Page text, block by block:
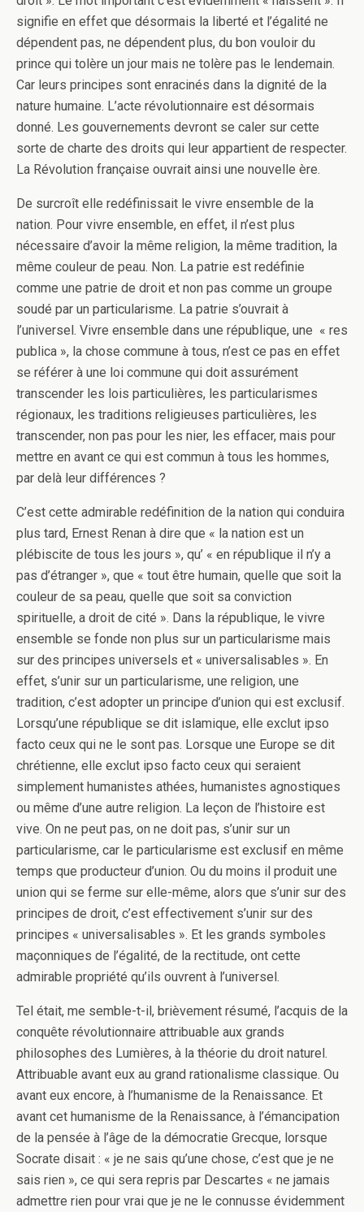
signifie en effet que désormais la liberté et l’égalité ne
dépendent pas, ne dépendent plus, du bon vouloir du
prince qui tolère un jour mais ne tolère pas le lendemain.
Car leurs principes sont enracinés dans la dignité de la
nature humaine. L’acte révolutionnaire est désormais
donné. Les gouvernements devront se caler sur cette
sorte de charte des droits qui leur appartient de respecter.
La Révolution française ouvrait ainsi une nouvelle ère.
De surcroît elle redéfinissait le vivre ensemble de la
nation. Pour vivre ensemble, en effet, il n’est plus
nécessaire d’avoir la même religion, la même tradition, la
même couleur de peau. Non. La patrie est redéfinie
comme une patrie de droit et non pas comme un groupe
soudé par un particularisme. La patrie s’ouvrait à
l’universel. Vivre ensemble dans une république, une « res
publica », la chose commune à tous, n’est ce pas en effet
se référer à une loi commune qui doit assurément
transcender les lois particulières, les particularismes
régionaux, les traditions religieuses particulières, les
transcender, non pas pour les nier, les effacer, mais pour
mettre en avant ce qui est commun à tous les hommes,
par delà leur différences ?
C’est cette admirable redéfinition de la nation qui conduira
plus tard, Ernest Renan à dire que « la nation est un
plébiscite de tous les jours », qu’ « en république il n’y a
pas d’étranger », que « tout être humain, quelle que soit la
couleur de sa peau, quelle que soit sa conviction
spirituelle, a droit de cité ». Dans la république, le vivre
ensemble se fonde non plus sur un particularisme mais
sur des principes universels et « universalisables ». En
effet, s’unir sur un particularisme, une religion, une
tradition, c’est adopter un principe d’union qui est exclusif.
Lorsqu’une république se dit islamique, elle exclut ipso
facto ceux qui ne le sont pas. Lorsque une Europe se dit
chrétienne, elle exclut ipso facto ceux qui seraient
simplement humanistes athées, humanistes agnostiques
ou même d’une autre religion. La leçon de l’histoire est
vive. On ne peut pas, on ne doit pas, s’unir sur un
particularisme, car le particularisme est exclusif en même
temps que producteur d’union. Ou du moins il produit une
union qui se ferme sur elle-même, alors que s’unir sur des
principes de droit, c’est effectivement s’unir sur des
principes « universalisables ». Et les grands symboles
maçonniques de l’égalité, de la rectitude, ont cette
admirable propriété qu’ils ouvrent à l’universel.
Tel était, me semble-t-il, brièvement résumé, l’acquis de la
conquête révolutionnaire attribuable aux grands
philosophes des Lumières, à la théorie du droit naturel.
Attribuable avant eux au grand rationalisme classique. Ou
avant eux encore, à l’humanisme de la Renaissance. Et
avant cet humanisme de la Renaissance, à l’émancipation
de la pensée à l’âge de la démocratie Grecque, lorsque
Socrate disait : « je ne sais qu’une chose, c’est que je ne
sais rien », ce qui sera repris par Descartes « ne jamais
admettre rien pour vrai que je ne le connusse évidemment